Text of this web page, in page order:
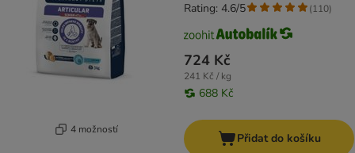
4 možností
724 Kč
241 Kč / kg
688 Kč
Rating: 4.6/5 (110)
Přidat do košíku